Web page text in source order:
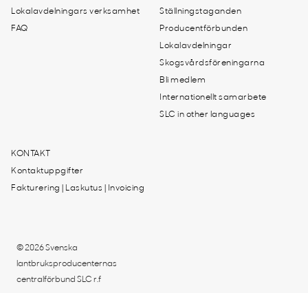
Lokalavdelningars verksamhet
FAQ
Ställningstaganden
Producentförbunden
Lokalavdelningar
Skogsvårdsföreningarna
Bli medlem
Internationellt samarbete
SLC in other languages
KONTAKT
Kontaktuppgifter
Fakturering | Laskutus | Invoicing
© 2026 Svenska
lantbruksproducenternas
centralförbund SLC r.f